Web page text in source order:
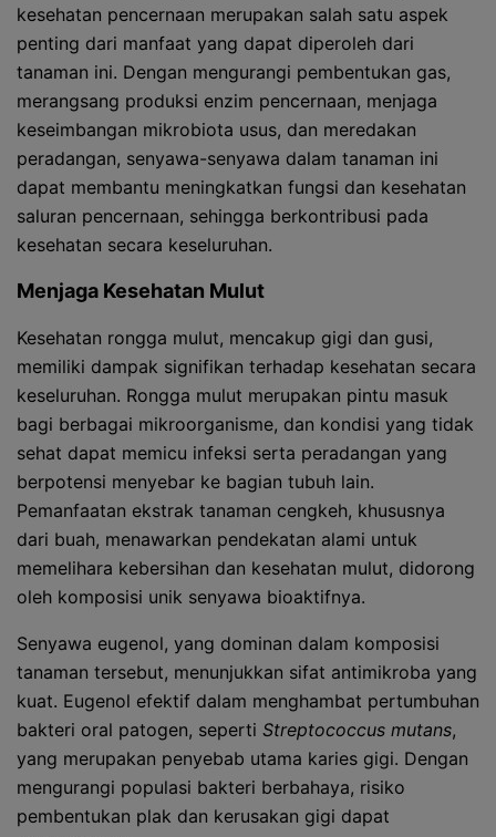
kesehatan pencernaan merupakan salah satu aspek
penting dari manfaat yang dapat diperoleh dari
tanaman ini. Dengan mengurangi pembentukan gas,
merangsang produksi enzim pencernaan, menjaga
keseimbangan mikrobiota usus, dan meredakan
peradangan, senyawa-senyawa dalam tanaman ini
dapat membantu meningkatkan fungsi dan kesehatan
saluran pencernaan, sehingga berkontribusi pada
kesehatan secara keseluruhan.
Menjaga Kesehatan Mulut
Kesehatan rongga mulut, mencakup gigi dan gusi,
memiliki dampak signifikan terhadap kesehatan secara
keseluruhan. Rongga mulut merupakan pintu masuk
bagi berbagai mikroorganisme, dan kondisi yang tidak
sehat dapat memicu infeksi serta peradangan yang
berpotensi menyebar ke bagian tubuh lain.
Pemanfaatan ekstrak tanaman cengkeh, khususnya
dari buah, menawarkan pendekatan alami untuk
memelihara kebersihan dan kesehatan mulut, didorong
oleh komposisi unik senyawa bioaktifnya.
Senyawa eugenol, yang dominan dalam komposisi
tanaman tersebut, menunjukkan sifat antimikroba yang
kuat. Eugenol efektif dalam menghambat pertumbuhan
bakteri oral patogen, seperti Streptococcus mutans,
yang merupakan penyebab utama karies gigi. Dengan
mengurangi populasi bakteri berbahaya, risiko
pembentukan plak dan kerusakan gigi dapat